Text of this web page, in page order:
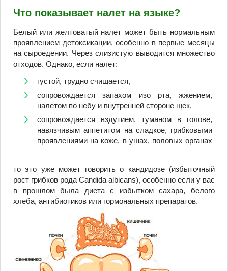
Что показывает налет на языке?
Белый или желтоватый налет может быть нормальным
проявлением детоксикации, особенно в первые месяцы
на сыроедении. Через слизистую выводится множество
отходов. Однако, если налет:
густой, трудно счищается,
сопровождается запахом изо рта, жжением,
налетом по небу и внутренней стороне щек,
сопровождается вздутием, туманом в голове,
навязчивым аппетитом на сладкое, грибковыми
проявлениями на коже, в ушах, половых органах
–
то это уже может говорить о кандидозе (избыточный
рост грибков рода Candida albicans), особенно если у вас
в прошлом была диета с избытком сахара, белого
хлеба, антибиотиков или гормональных препаратов.